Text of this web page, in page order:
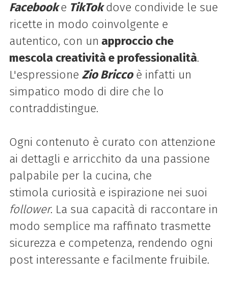
Facebooke TikTokdove condivide le sue
ricette in modo coinvolgente e
autentico, con un approccio che
mescola creatività e professionalità.
L'espressione Zio Briccoè infatti un
simpatico modo di dire che lo
contraddistingue.
Ogni contenuto è curato con attenzione
ai dettagli e arricchito da una passione
palpabile per la cucina, che
stimola curiosità e ispirazione nei suoi
follower. La sua capacità di raccontare in
modo semplice ma raffinato trasmette
sicurezza e competenza, rendendo ogni
post interessante e facilmente fruibile.